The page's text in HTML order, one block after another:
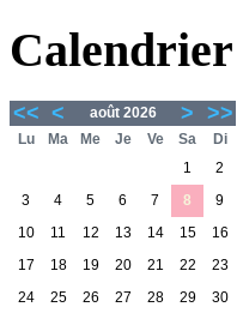
Calendrier
<< < août 2026 > >>
Lu Ma Me Je Ve Sa
Di
1
2
3
4 5 6 7 8
9
10
11 12 13 14 15
16
17
18 19 20 21 22
23
24
25 26 27 28 29
30